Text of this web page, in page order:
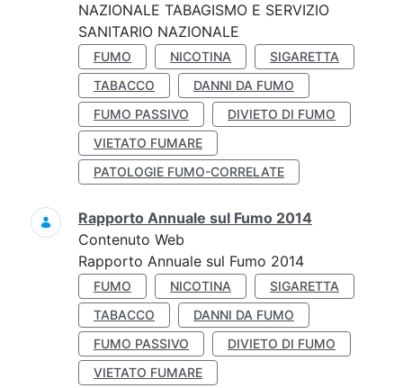
NAZIONALE TABAGISMO E SERVIZIO
SANITARIO NAZIONALE
FUMO NICOTINA
SIGARETTA
TABACCO
DANNI DA FUMO
FUMO PASSIVO
DIVIETO DI FUMO
VIETATO FUMARE
PATOLOGIE FUMO-CORRELATE
Rapporto Annuale sul Fumo 2014
Contenuto Web
Rapporto Annuale sul Fumo 2014
FUMO NICOTINA
SIGARETTA
TABACCO
DANNI DA FUMO
FUMO PASSIVO
DIVIETO DI FUMO
VIETATO FUMARE